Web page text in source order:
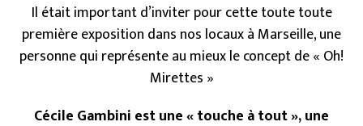
Il était important d’inviter pour cette toute toute
première exposition dans nos locaux à Marseille, une
personne qui représente au mieux le concept de « Oh!
Mirettes »
Cécile Gambini est une « touche à tout », une